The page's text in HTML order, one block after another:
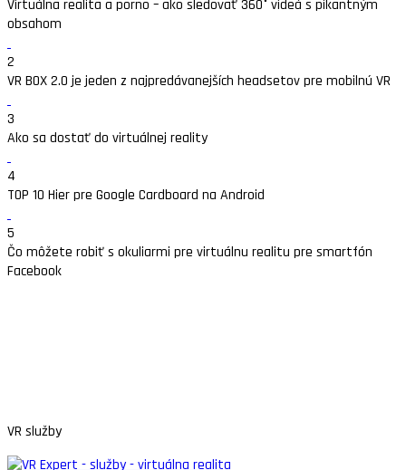
Virtuálna realita a porno – ako sledovať 360° videá s pikantným
obsahom
2
VR BOX 2.0 je jeden z najpredávanejších headsetov pre mobilnú VR
3
Ako sa dostať do virtuálnej reality
4
TOP 10 Hier pre Google Cardboard na Android
5
Čo môžete robiť s okuliarmi pre virtuálnu realitu pre smartfón
Facebook
VR služby